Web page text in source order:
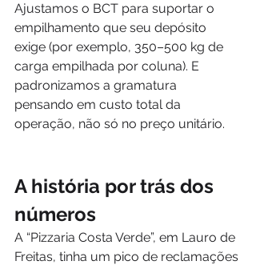
Ajustamos o BCT para suportar o
empilhamento que seu depósito
exige (por exemplo, 350–500 kg de
carga empilhada por coluna). E
padronizamos a gramatura
pensando em custo total da
operação, não só no preço unitário.
A história por trás dos
números
A “Pizzaria Costa Verde”, em Lauro de
Freitas, tinha um pico de reclamações